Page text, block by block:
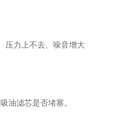
力上不去、噪音增大
油滤芯是否堵塞。